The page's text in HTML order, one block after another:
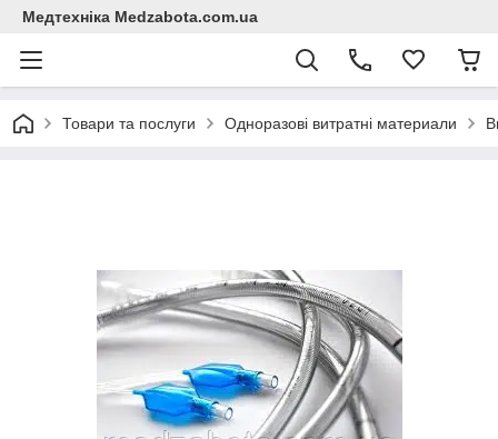
Медтехніка Medzabota.com.ua
Товари та послуги Одноразові витратні материали